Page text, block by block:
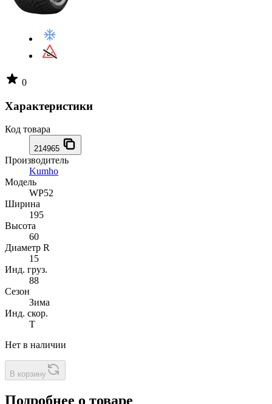
0
Характеристики
Код товара
214965
Производитель
Kumho
Модель
WP52
Ширина
195
Высота
60
Диаметр R
15
Инд. груз.
88
Сезон
Зима
Инд. скор.
T
Нет в наличии
В корзину
Подробнее о товаре